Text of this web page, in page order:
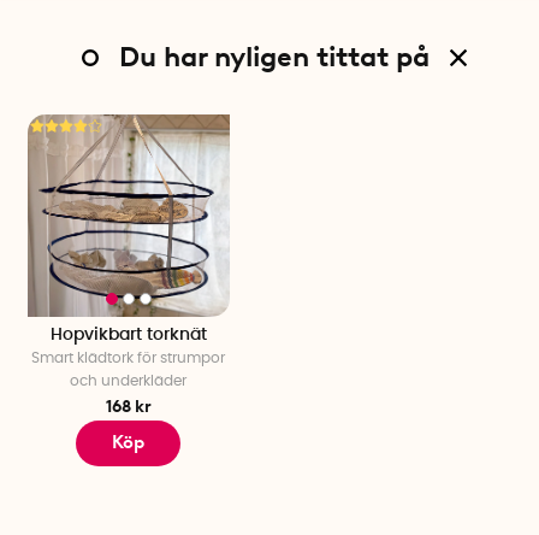
Du har nyligen tittat på
Hopvikbart torknät
Smart klädtork för strumpor
och underkläder
168 kr
Köp